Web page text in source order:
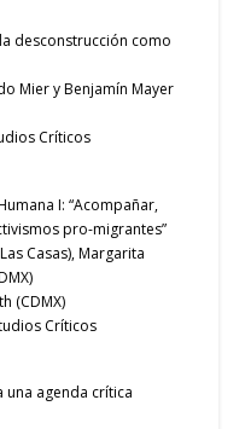
desconstrucción como
Mier y Benjamín Mayer
Críticos
I: “Acompañar,
pro-migrantes”
Casas), Margarita
(CDMX)
Críticos
una agenda crítica